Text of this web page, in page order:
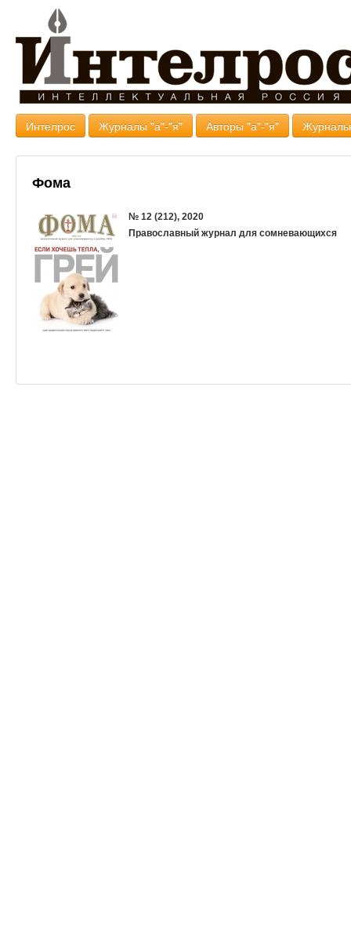
Интелрос Журналы "а"-"я" Авторы "а"-"я"
Фома
№ 12 (212), 2020
Православный журнал для сомневающихся